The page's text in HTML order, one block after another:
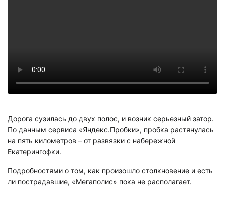
Дорога сузилась до двух полос, и возник серьезный затор.
По данным сервиса «Яндекс.Пробки», пробка растянулась
на пять километров – от развязки с набережной
Екатерингофки.
Подробностями о том, как произошло столкновение и есть
ли пострадавшие, «Мегаполис» пока не располагает.